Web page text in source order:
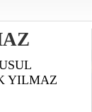
YILMAZ